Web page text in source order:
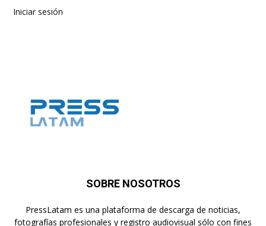
Iniciar sesión
SOBRE NOSOTROS
PressLatam es una plataforma de descarga de noticias,
fotografías profesionales y registro audiovisual sólo con fines